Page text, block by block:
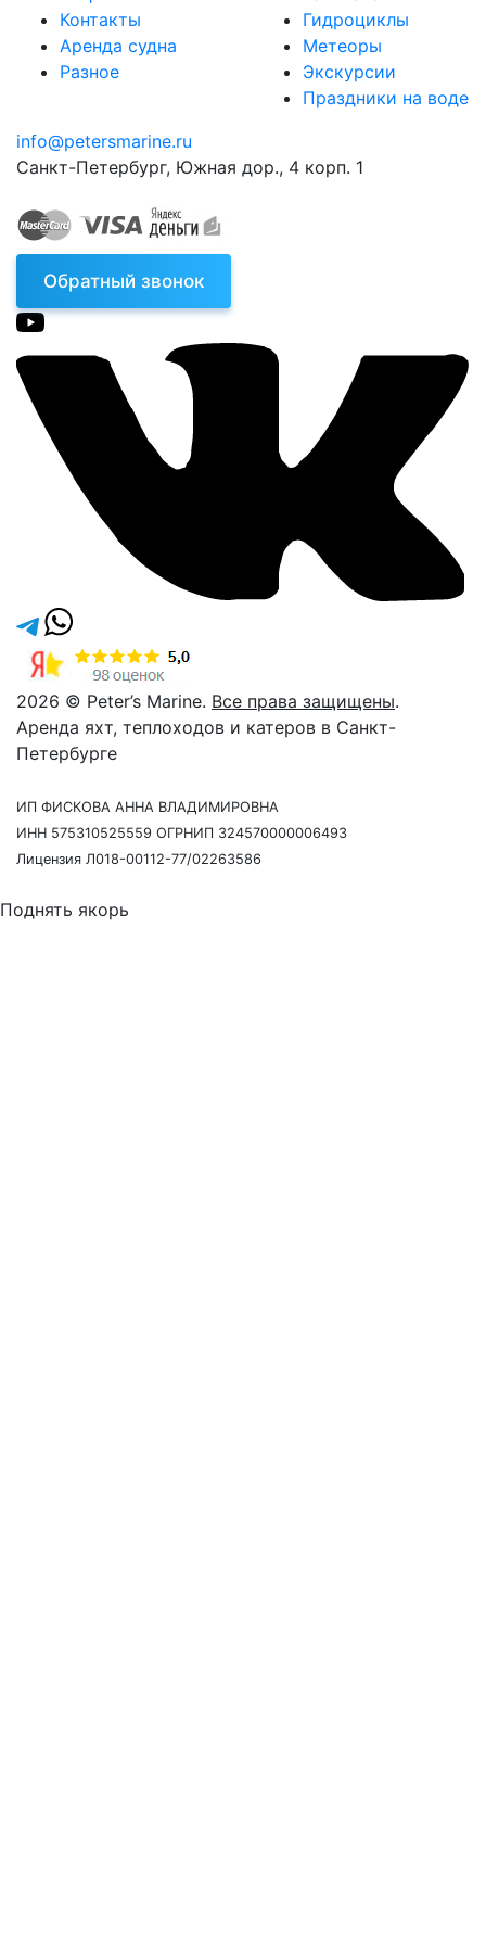
Контакты
Аренда судна
Разное
Гидроциклы
Метеоры
Экскурсии
Праздники на воде
info@petersmarine.ru
Санкт-Петербург, Южная дор., 4 корп. 1
Обратный звонок
2026 © Peter’s Marine. Все права защищены.
Аренда яхт, теплоходов и катеров в Санкт-
Петербурге
ИП ФИСКОВА АННА ВЛАДИМИРОВНА
ИНН 575310525559 ОГРНИП 324570000006493
Лицензия Л018-00112-77/02263586
Поднять якорь